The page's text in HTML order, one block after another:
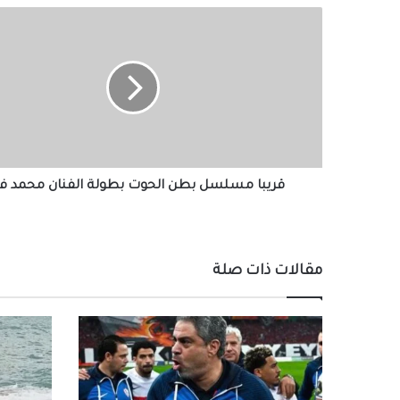
قريبا مسلسل بطن الحوت بطولة الفنان محمد
مقالات ذات صلة